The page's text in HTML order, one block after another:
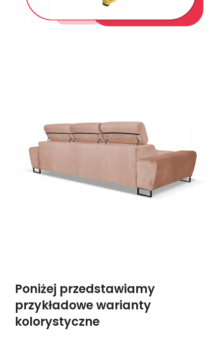
Poniżej przedstawiamy
przykładowe warianty
kolorystyczne